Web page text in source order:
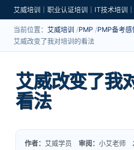
当前位置： 艾威培训 PMP
PMP备考感
艾威改变了我对培训的看法
艾威改变了我
看法
作者： 艾威学员 审阅：小艾老师